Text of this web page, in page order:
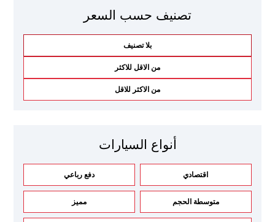
تصنيف حسب السعر
بلا تصنيف
من الاقل للاكثر
من الاكثر للاقل
أنواع السيارات
اقتصادي دفع رباعي
متوسطة الحجم مميز